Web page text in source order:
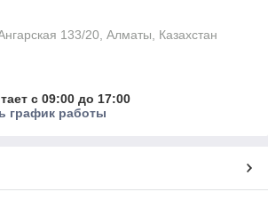
133/20, Алматы, Казахстан
с 09:00 до 17:00
график работы